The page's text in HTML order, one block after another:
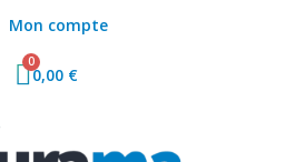
Mon compte
0,00 €